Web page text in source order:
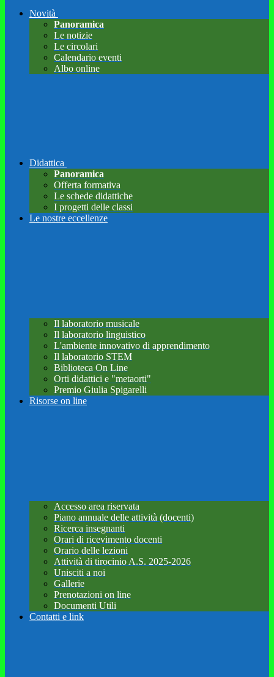
Novità
Panoramica
Le notizie
Le circolari
Calendario eventi
Albo online
Didattica
Panoramica
Offerta formativa
Le schede didattiche
I progetti delle classi
Le nostre eccellenze
Il laboratorio musicale
Il laboratorio linguistico
L'ambiente innovativo di apprendimento
Il laboratorio STEM
Biblioteca On Line
Orti didattici e "metaorti"
Premio Giulia Spigarelli
Risorse on line
Accesso area riservata
Piano annuale delle attività (docenti)
Ricerca insegnanti
Orari di ricevimento docenti
Orario delle lezioni
Attività di tirocinio A.S. 2025-2026
Unisciti a noi
Gallerie
Prenotazioni on line
Documenti Utili
Contatti e link